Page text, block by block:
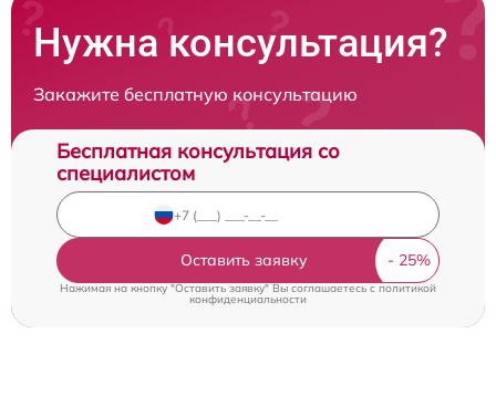
Нужна консультация?
Закажите бесплатную консультацию
Бесплатная консультация со
специалистом
Оставить заявку
Нажимая на кнопку "Оставить заявку" Вы соглашаетесь cполитикой
конфиденциальности